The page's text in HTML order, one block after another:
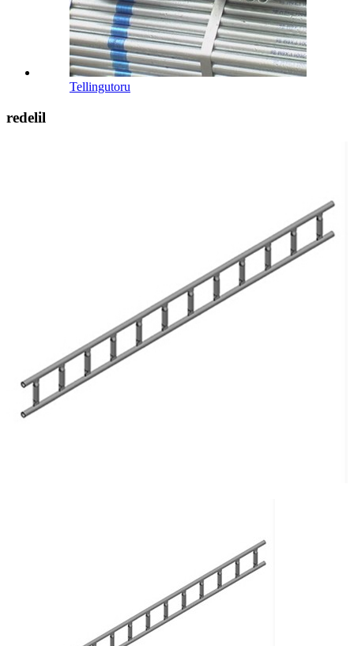
Tellingutoru
redelil